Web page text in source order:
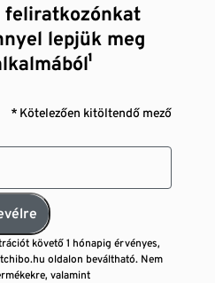
feliratkozónkat
lepjük meg
* Kötelezően kitöltendő mező
követő 1 hónapig érvényes,
oldalon beváltható. Nem
valamint